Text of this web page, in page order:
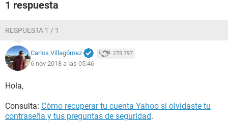
1 respuesta
RESPUESTA 1 / 1
Carlos Villagómez 278.797
6 nov 2018 a las 05:46
Hola,
Consulta: Cómo recuperar tu cuenta Yahoo si olvidaste tu
contraseña y tus preguntas de seguridad.